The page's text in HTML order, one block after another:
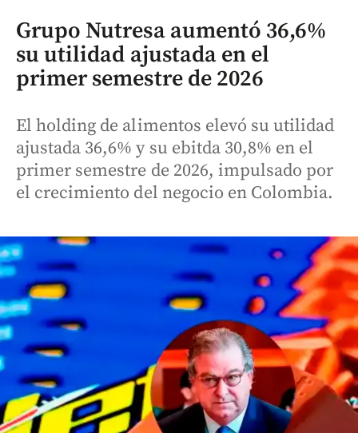
Grupo Nutresa aumentó 36,6%
su utilidad ajustada en el
primer semestre de 2026
El holding de alimentos elevó su utilidad
ajustada 36,6% y su ebitda 30,8% en el
primer semestre de 2026, impulsado por
el crecimiento del negocio en Colombia.